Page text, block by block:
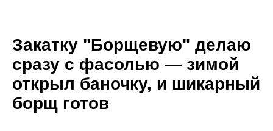
Закатку "Борщевую" делаю
сразу с фасолью — зимой
открыл баночку, и шикарный
борщ готов